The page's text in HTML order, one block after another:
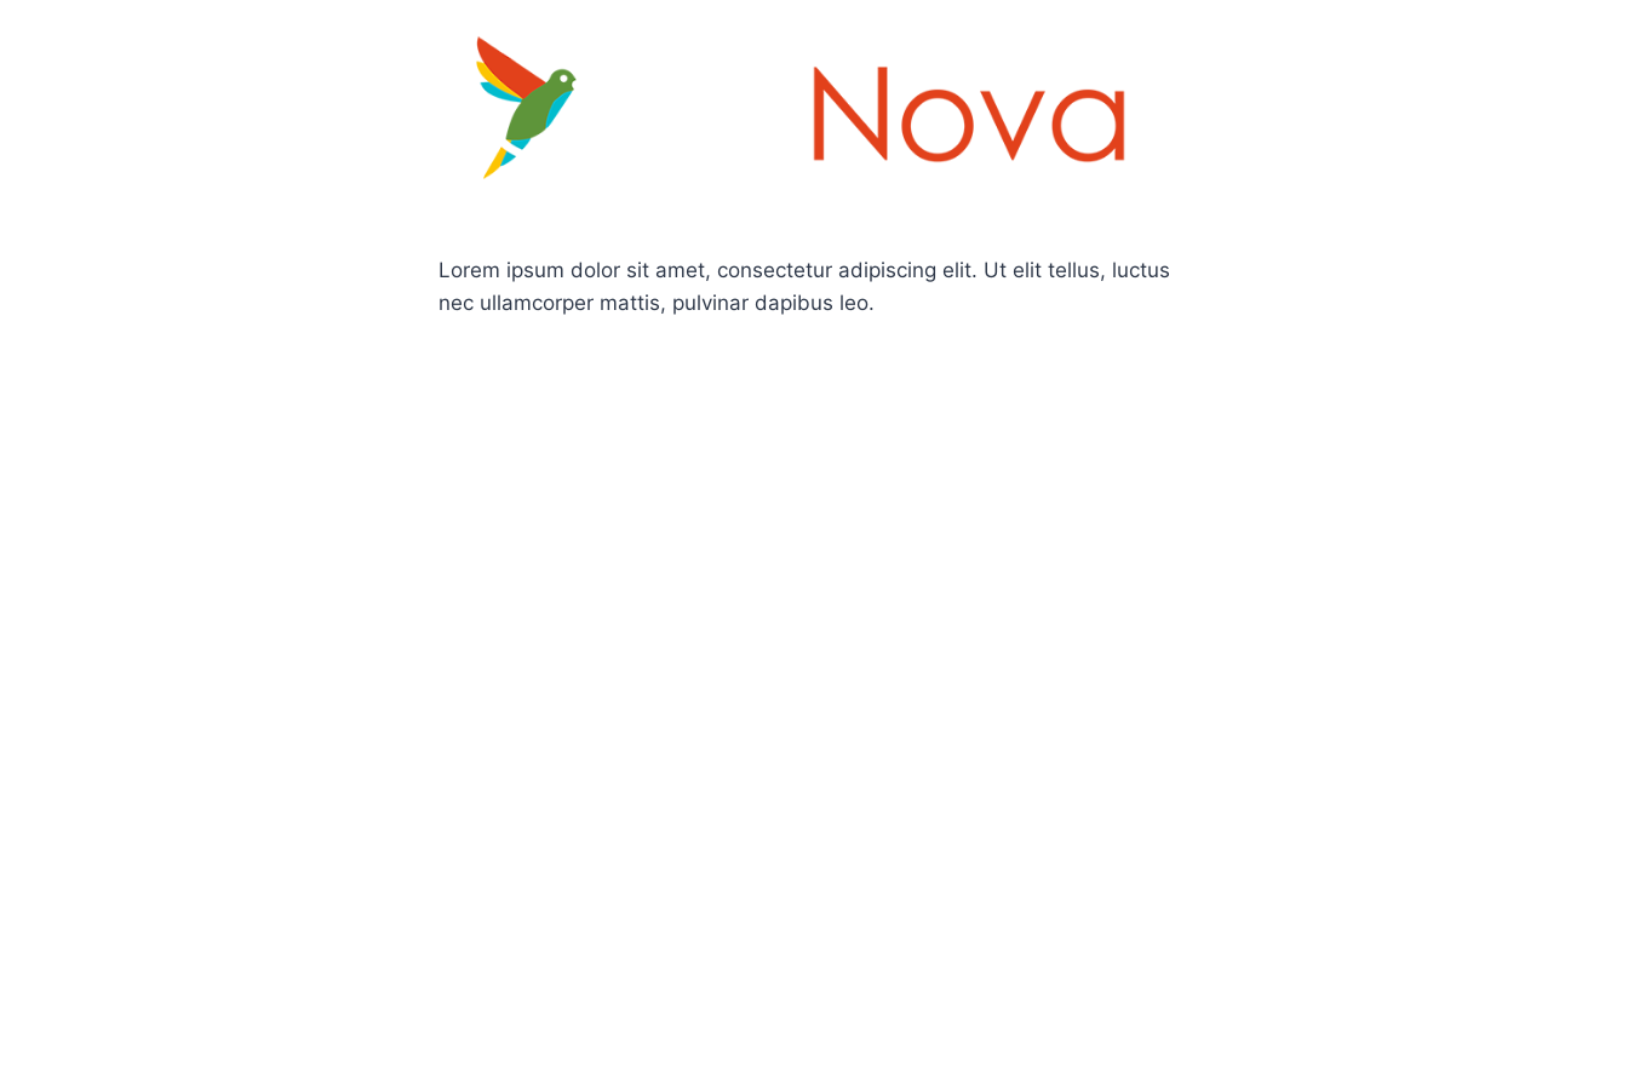
Lorem ipsum dolor sit amet, consectetur adipiscing elit. Ut elit tellus, luctus
nec ullamcorper mattis, pulvinar dapibus leo.